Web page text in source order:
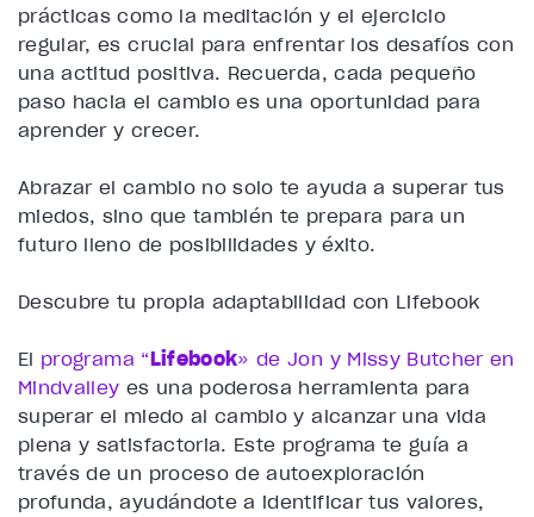
prácticas como la meditación y el ejercicio
regular, es crucial para enfrentar los desafíos con
una actitud positiva. Recuerda, cada pequeño
paso hacia el cambio es una oportunidad para
aprender y crecer.
Abrazar el cambio no solo te ayuda a superar tus
miedos, sino que también te prepara para un
futuro lleno de posibilidades y éxito.
Descubre tu propia adaptabilidad con Lifebook
El programa “Lifebook» de Jon y Missy Butcher en
Mindvalley es una poderosa herramienta para
superar el miedo al cambio y alcanzar una vida
plena y satisfactoria. Este programa te guía a
través de un proceso de autoexploración
profunda, ayudándote a identificar tus valores,